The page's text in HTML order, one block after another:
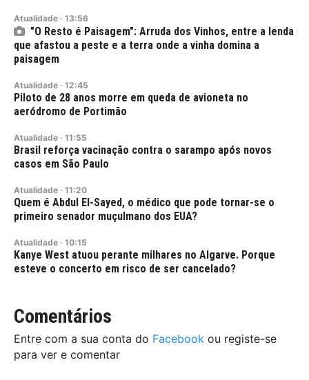
Atualidade · 13:56
"O Resto é Paisagem": Arruda dos Vinhos, entre a lenda
que afastou a peste e a terra onde a vinha domina a
paisagem
Atualidade · 12:45
Piloto de 28 anos morre em queda de avioneta no
aeródromo de Portimão
Atualidade · 11:55
Brasil reforça vacinação contra o sarampo após novos
casos em São Paulo
Atualidade · 11:20
Quem é Abdul El-Sayed, o médico que pode tornar-se o
primeiro senador muçulmano dos EUA?
Atualidade · 10:15
Kanye West atuou perante milhares no Algarve. Porque
esteve o concerto em risco de ser cancelado?
Comentários
Entre com a sua conta do Facebook ou registe-se
para ver e comentar